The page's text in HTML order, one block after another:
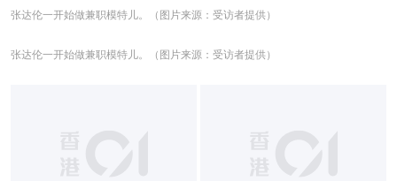
张达伦一开始做兼职模特儿。（图片来源：受访者提供）
张达伦一开始做兼职模特儿。（图片来源：受访者提供）